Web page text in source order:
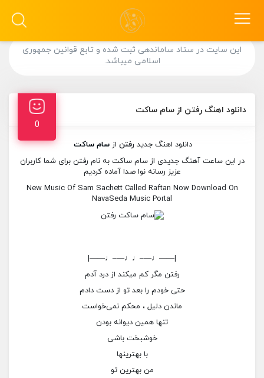
این سایت در ستاد ساماندهی ثبت شده و تابع قوانین جمهوری
اسلامی میباشد.
دانلود اهنگ رفتن از سام ساکت
0
دانلود اهنگ جدیدرفتن ازسام ساکت
در این ساعت آهنگ جدیدی از سام ساکت به نام رفتن برای شما کاربران
عزیز رسانه نوا صدا آماده کردیم
New Music Of Sam Sachett Called Raftan Now Download On
NavaSeda Music Portal
|——♩—–♩♩—–♩——|
رفتن مگر کم میکند از درد آدم
حتی خودم را بعد تو از دست دادم
ماندن دلیل ، محکم نمی‌خواست
تنها همین دیوانه بودن
خوشبخت باشی
با بهترینها
من بهترین تو